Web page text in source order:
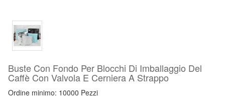
Buste Con Fondo Per Blocchi Di Imballaggio Del
Caffè Con Valvola E Cerniera A Strappo
Ordine minimo: 10000 Pezzi